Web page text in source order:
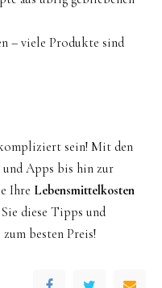
– viele Produkte sind
sein! Mit den
Apps bis hin zur
Ihre Lebensmittelkosten
diese Tipps und
besten Preis!